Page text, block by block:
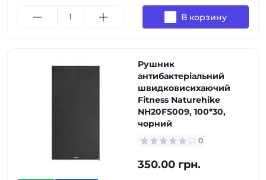
В корзину
Рушник
антибактеріальний
швидковисихаючий
Fitness Naturehike
NH20FS009, 100*30,
чорний
0
350.00 грн.